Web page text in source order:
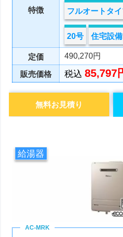
特徴 フルオートタ
20号 住宅設備
定価 490,270円
販売価格 税込85,797
無料お見積り
給湯器